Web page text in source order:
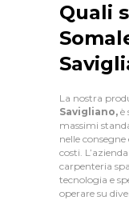
Quali
La nostra
Savigliano, è
massimi
nelle
costi.
carpenteria
tecnologia e
operare su